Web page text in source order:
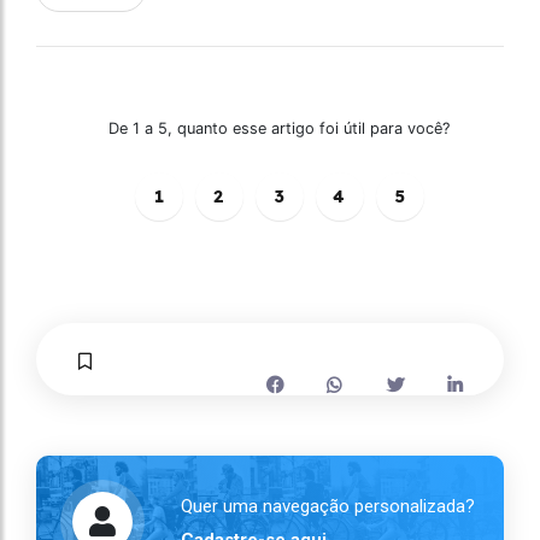
De 1 a 5, quanto esse artigo foi útil para você?
1 2 3 4 5
Quer uma navegação personalizada?